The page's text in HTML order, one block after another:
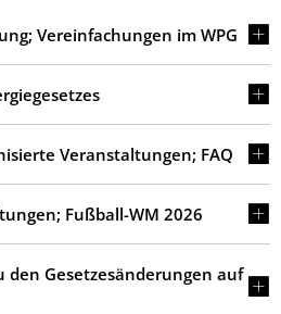
Vereinfachungen im WPG
Veranstaltungen; FAQ
Fußball-WM 2026
den Gesetzesänderungen auf